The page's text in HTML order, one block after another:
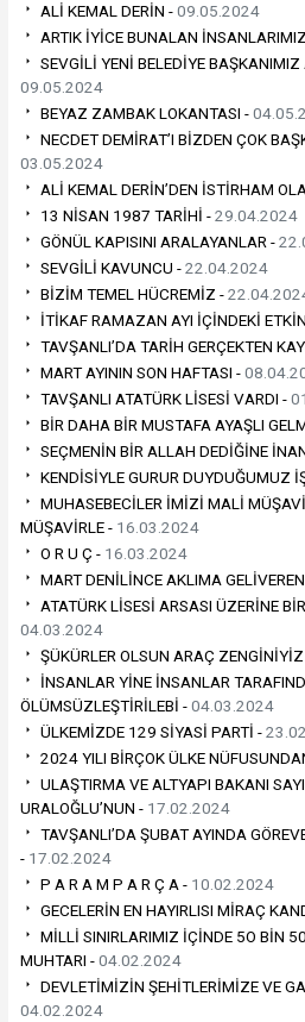
ALİ KEMAL DERİN -09.05.2024
ARTIK İYİCE BUNALAN
SEVGİLİ YENİ BELEDİYE
09.05.2024
BEYAZ ZAMBAK LOKANTASI -
NECDET DEMİRAT’I BİZDEN ÇOK
03.05.2024
ALİ KEMAL DERİN’DEN İSTİRHAM
13 NİSAN 1987 TARİHİ -29.04.2024
GÖNÜL KAPISINI ARALAYANLAR -
SEVGİLİ KAVUNCU -22.04.2024
BİZİM TEMEL HÜCREMİZ -
İTİKAF RAMAZAN AYI İÇİNDEKİ
TAVŞANLI’DA TARİH GERÇEKTEN
MART AYININ SON HAFTASI -
TAVŞANLI ATATÜRK LİSESİ VARDI -
BİR DAHA BİR MUSTAFA AYAŞLI
SEÇMENİN BİR ALLAH DEDİĞİNE
KENDİSİYLE GURUR DUYDUĞUMUZ
MUHASEBECİLER İMİZİ MALİ
MÜŞAVİRLE - 16.03.2024
O R U Ç - 16.03.2024
MART DENİLİNCE AKLIMA
ATATÜRK LİSESİ ARSASI ÜZERİNE
04.03.2024
ŞÜKÜRLER OLSUN ARAÇ
İNSANLAR YİNE İNSANLAR
ÖLÜMSÜZLEŞTİRİLEBİ -04.03.2024
ÜLKEMİZDE 129 SİYASİ PARTİ -
2024 YILI BİRÇOK ÜLKE
ULAŞTIRMA VE ALTYAPI BAKANI
URALOĞLU’NUN - 17.02.2024
TAVŞANLI’DA ŞUBAT AYINDA
- 17.02.2024
P A R A M P A R Ç A - 10.02.2024
GECELERİN EN HAYIRLISI MİRAÇ
MİLLİ SINIRLARIMIZ İÇİNDE 5O BİN
MUHTARI -04.02.2024
DEVLETİMİZİN ŞEHİTLERİMİZE VE
04.02.2024